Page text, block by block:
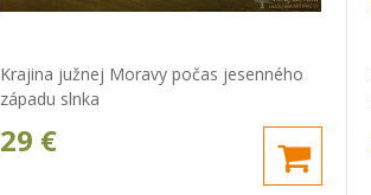
Krajina južnej Moravy počas jesenného
západu slnka
29 €